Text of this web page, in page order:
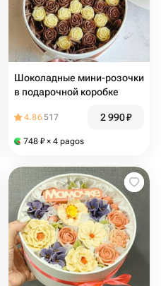
Шоколадные мини-розочки
в подарочной коробке
4.86517 2 990₽
748 ₽ × 4 pagos